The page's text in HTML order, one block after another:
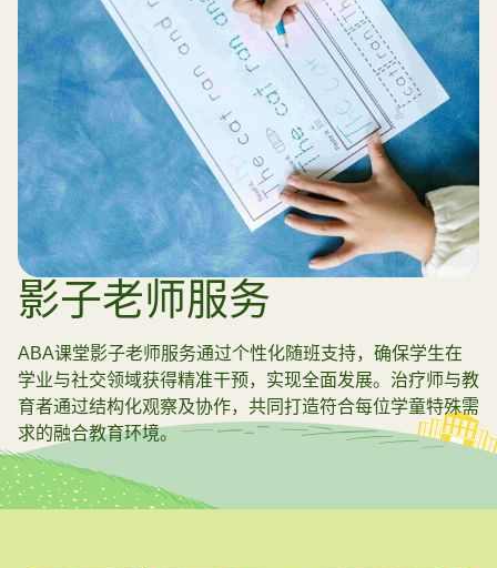
到校支援服务
常规工作坊
参考资料
影子老师服务
ABA课堂影子老师服务通过个性化随班支持，确保学生在
学业与社交领域获得精准干预，实现全面发展。治疗师与教
育者通过结构化观察及协作，共同打造符合每位学童特殊需
求的融合教育环境。